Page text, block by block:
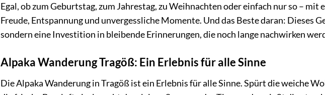
Egal, ob zum Geburtstag, zum Jahrestag, zu Weihnachten oder einfach nur so –
Freude, Entspannung und unvergessliche Momente. Und das Beste daran: Dieses
sondern eine Investition in bleibende Erinnerungen, die noch lange nachwirken
Alpaka Wanderung Tragöß: Ein Erlebnis für alle Sinne
Die Alpaka Wanderung in Tragöß ist ein Erlebnis für alle Sinne. Spürt die weiche